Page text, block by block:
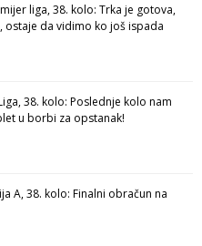
liga, 38. kolo: Trka je gotova,
ostaje da vidimo ko još ispada
38. kolo: Poslednje kolo nam
u borbi za opstanak!
A, 38. kolo: Finalni obračun na